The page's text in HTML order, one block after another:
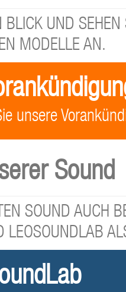
BLICK UND SEHEN
MODELLE AN.
unsere
Sound
SOUND AUCH
LEOSOUNDLAB